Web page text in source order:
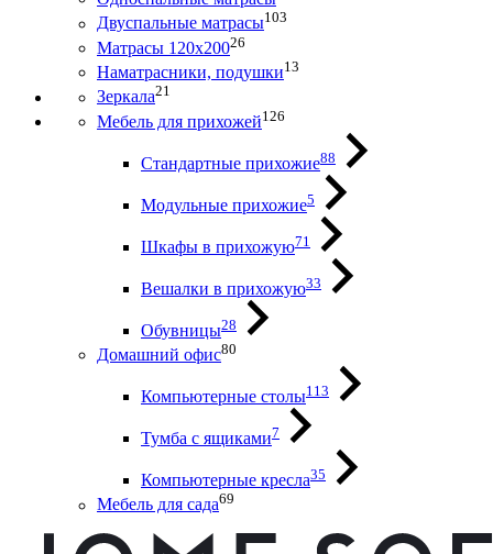
Двуспальные матрасы103
Матрасы 120х20026
Наматрасники, подушки13
Зеркала21
Мебель для прихожей126
Стандартные прихожие88
Модульные прихожие5
Шкафы в прихожую71
Вешалки в прихожую33
Обувницы28
Домашний офис80
Компьютерные столы113
Тумба с ящиками7
Компьютерные кресла35
Мебель для сада69